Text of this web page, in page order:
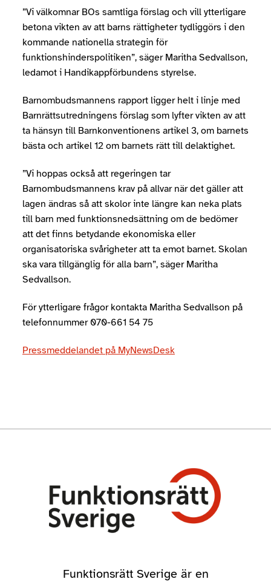
”Vi välkomnar BOs samtliga förslag och vill ytterligare
betona vikten av att barns rättigheter tydliggörs i den
kommande nationella strategin för
funktionshinderspolitiken”, säger Maritha Sedvallson,
ledamot i Handikappförbundens styrelse.
Barnombudsmannens rapport ligger helt i linje med
Barnrättsutredningens förslag som lyfter vikten av att
ta hänsyn till Barnkonventionens artikel 3, om barnets
bästa och artikel 12 om barnets rätt till delaktighet.
”Vi hoppas också att regeringen tar
Barnombudsmannens krav på allvar när det gäller att
lagen ändras så att skolor inte längre kan neka plats
till barn med funktionsnedsättning om de bedömer
att det finns betydande ekonomiska eller
organisatoriska svårigheter att ta emot barnet. Skolan
ska vara tillgänglig för alla barn”, säger Maritha
Sedvallson.
För ytterligare frågor kontakta Maritha Sedvallson på
telefonnummer 070-661 54 75
Pressmeddelandet på MyNewsDesk
Funktionsrätt Sverige är en